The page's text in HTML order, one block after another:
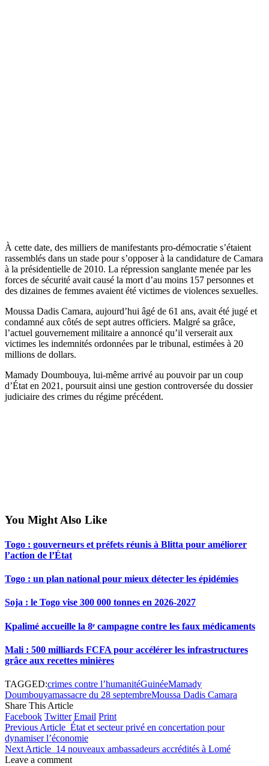
À cette date, des milliers de manifestants pro-démocratie s’étaient
rassemblés dans un stade pour s’opposer à la candidature de Camara
à la présidentielle de 2010. La répression sanglante menée par les
forces de sécurité avait causé la mort d’au moins 157 personnes et
des dizaines de femmes avaient été victimes de violences sexuelles.
Moussa Dadis Camara, aujourd’hui âgé de 61 ans, avait été jugé et
condamné aux côtés de sept autres officiers. Malgré sa grâce,
l’actuel gouvernement militaire a annoncé qu’il verserait aux
victimes les indemnités ordonnées par le tribunal, estimées à 20
millions de dollars.
Mamady Doumbouya, lui-même arrivé au pouvoir par un coup
d’État en 2021, poursuit ainsi une gestion controversée du dossier
judiciaire des crimes du régime précédent.
You Might Also Like
Togo : gouverneurs et préfets réunis à Blitta pour améliorer
l’action de l’État
Togo : un plan national pour mieux détecter les épidémies
Soja : le Togo vise 300 000 tonnes en 2026-2027
Kpalimé accueille la 8ᵉ campagne contre les faux médicaments
Mali : 500 milliards FCFA pour accélérer les infrastructures
grâce aux recettes minières
TAGGED:crimes contre l’humanitéGuinéeMamady
Doumbouyamassacre du 28 septembreMoussa Dadis Camara
Share This Article
Facebook Twitter Email Print
Previous Article État et secteur privé en concertation pour
dynamiser l’économie
Next Article 14 nouveaux ambassadeurs accrédités à Lomé
Leave a comment